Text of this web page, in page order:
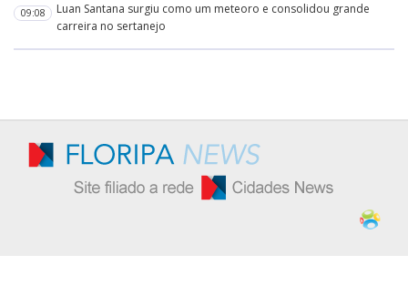
09:08
Luan Santana surgiu como um meteoro e consolidou grande
carreira no sertanejo